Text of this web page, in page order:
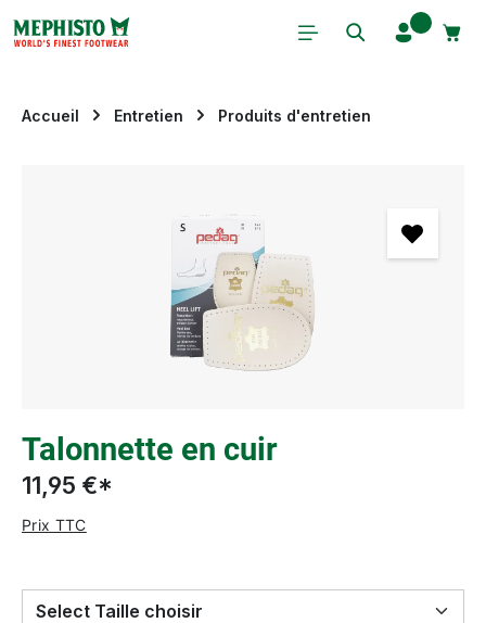
Passer au contenu principal
Accueil Entretien Produits d'entretien
Talonnette en cuir
11,95 €*
Prix TTC
Select Taille choisir